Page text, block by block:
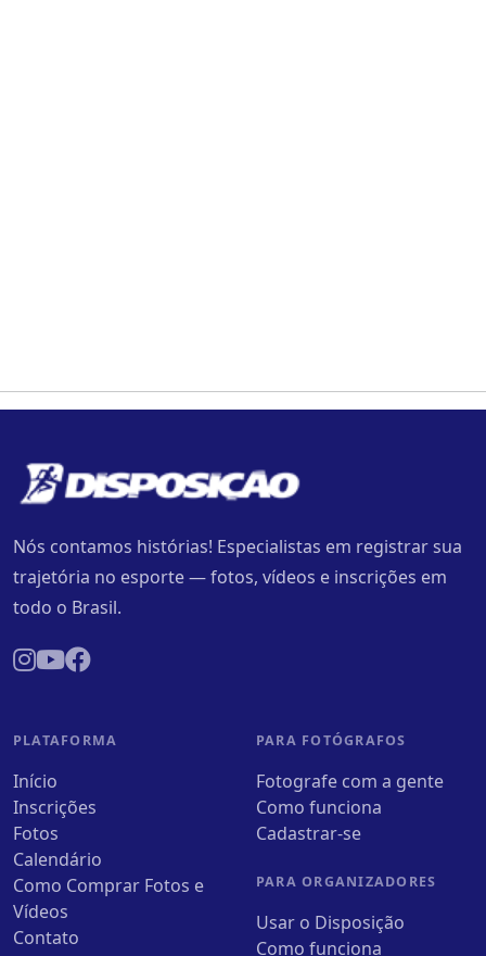
Nós contamos histórias! Especialistas em registrar sua
trajetória no esporte — fotos, vídeos e inscrições em
todo o Brasil.
PLATAFORMA
Início
Inscrições
Fotos
Calendário
Como Comprar Fotos e
Vídeos
Contato
PARA FOTÓGRAFOS
Fotografe com a gente
Como funciona
Cadastrar-se
PARA ORGANIZADORES
Usar o Disposição
Como funciona